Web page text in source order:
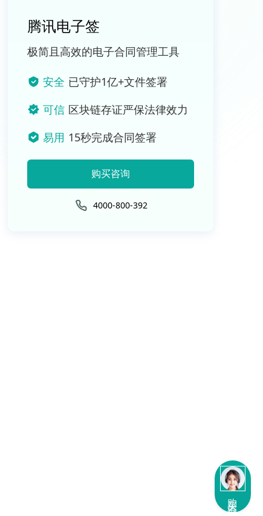
腾讯电子签
极简且高效的电子合同管理工具
安全 已守护1亿+文件签署
可信 区块链存证严保法律效力
易用 15秒完成合同签署
购买咨询
4000-800-392
购买咨询